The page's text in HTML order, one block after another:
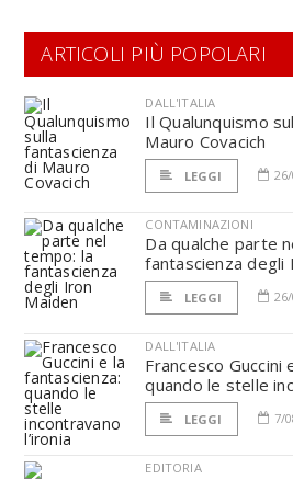
ARTICOLI PIÙ POPOLARI
DALL'ITALIA
Il Qualunquismo
Mauro Covacich
LEGGI
CONTAMINAZIONI
Da qualche parte
fantascienza degli
LEGGI
DALL'ITALIA
Francesco Guccini
quando le stelle
LEGGI 7/
EDITORIA